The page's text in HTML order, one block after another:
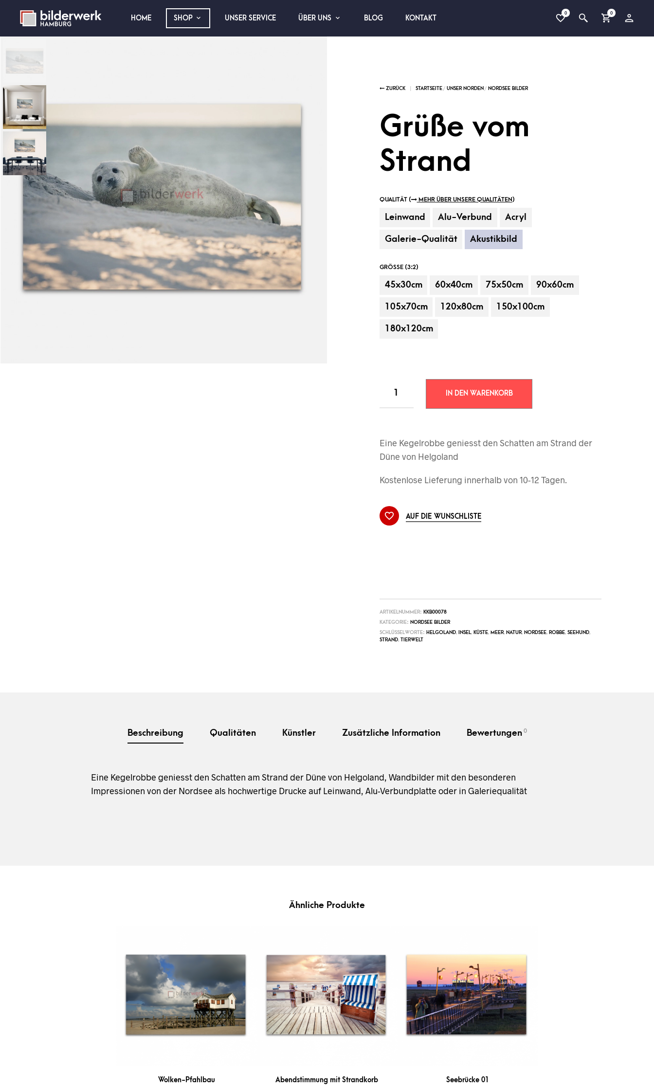
HOME SHOP UNSER SERVICE ÜBER UNS BLOG KONTAKT
0 0
Grüße vom
Strand
QUALITÄT ( MEHR ÜBER UNSERE QUALITÄTEN)
Leinwand Alu-Verbund Acryl
Galerie-Qualität Akustikbild
GRÖSSE (3:2)
45x30cm 60x40cm 75x50cm 90x60cm
105x70cm 120x80cm 150x100cm
180x120cm
IN DEN WARENKORB
Eine Kegelrobbe geniesst den Schatten am Strand der
Düne von Helgoland
Kostenlose Lieferung innerhalb von 10-12 Tagen.
AUF DIE WUNSCHLISTE
ARTIKELNUMMER: KKB00078
KATEGORIE: NORDSEE BILDER
SCHLÜSSELWORTE: HELGOLAND, INSEL, KÜSTE, MEER, NATUR, NORDSEE, ROBBE, SEEHUND,
STRAND, TIERWELT
Beschreibung Qualitäten Künstler Zusätzliche Information Bewertungen 0
Eine Kegelrobbe geniesst den Schatten am Strand der Düne von Helgoland, Wandbilder mit den besonderen
Impressionen von der Nordsee als hochwertige Drucke auf Leinwand, Alu-Verbundplatte oder in Galeriequalität
Ähnliche Produkte
Wolken-Pfahlbau Abendstimmung mit Strandkorb Seebrücke 01